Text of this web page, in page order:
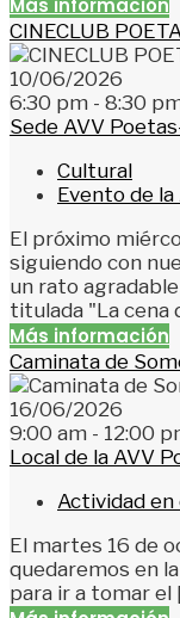
CINECLUB
10/06/2026
6:30 pm - 8:30
Sede AVV
Cultural
Evento de
El próximo
siguiendo con
un rato
titulada "La cena
Más información
Caminata de
16/06/2026
9:00 am - 12:00
Local de la AVV
Actividad en
El martes 16 de
quedaremos en
para ir a tomar el